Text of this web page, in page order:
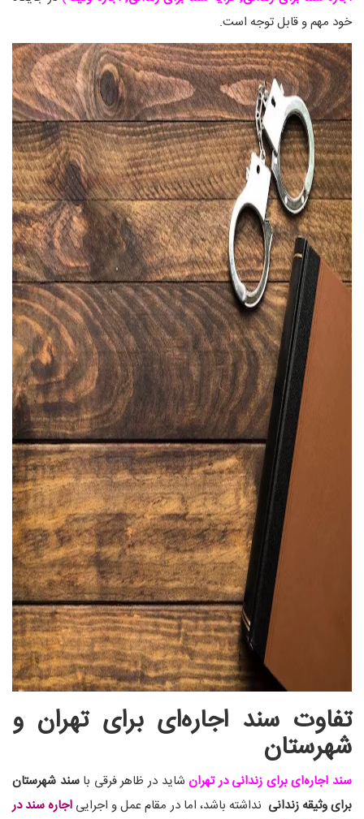
خود مهم و قابل توجه است.
تفاوت سند اجاره‌ای برای تهران و
شهرستان
سند اجاره‌ای برای زندانی در تهران شاید در ظاهر فرقی باسند شهرستان
برای وثیقه زندانی نداشته باشد، اما در مقام عمل و اجرایی اجاره سند در